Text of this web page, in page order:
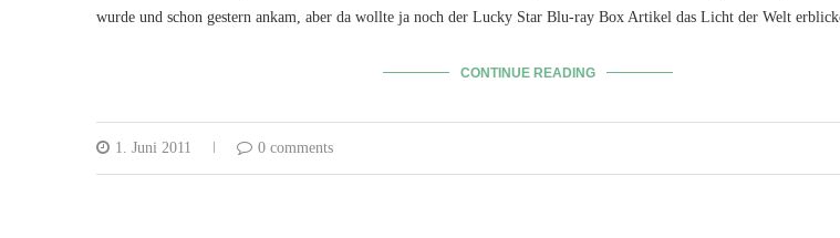
wurde und schon gestern ankam, aber da wollte ja noch der Lucky Star Blu-ray Box Artikel das Licht der Welt
CONTINUE READING
1. Juni 2011 0 comments